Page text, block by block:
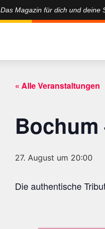
Das Magazin für dich und deine
« Alle Veranstaltungen
Bochum
27. August um 20:00
Die authentische